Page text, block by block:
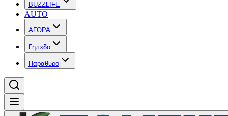
BUZZLIFE
AUTO
ΑΓΟΡΑ
Γηπεδο
Παραθυρο